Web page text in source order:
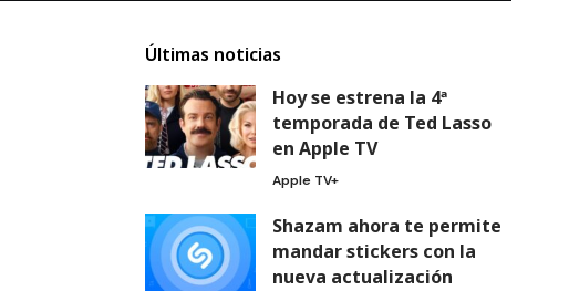
Últimas noticias
Hoy se estrena la 4ª
temporada de Ted Lasso
en Apple TV
Apple TV+
Shazam ahora te permite
mandar stickers con la
nueva actualización